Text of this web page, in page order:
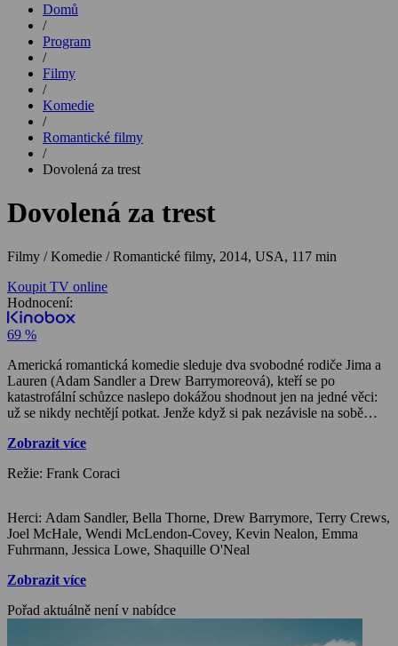
Domů
/
Program
/
Filmy
/
Komedie
/
Romantické filmy
/
Dovolená za trest
Dovolená za trest
Filmy / Komedie / Romantické filmy, 2014, USA, 117 min
Koupit TV online
Hodnocení:
69 %
Americká romantická komedie sleduje dva svobodné rodiče Jima a
Lauren (Adam Sandler a Drew Barrymoreová), kteří se po
katastrofální schůzce naslepo dokážou shodnout jen na jedné věci:
už se nikdy nechtějí potkat. Jenže když si pak nezávisle na sobě
celý týden dělit o jediné luxusní apartmá na africkém safari. A tak si
k sobě najít cestu.
Zobrazit více
Režie: Frank Coraci
Herci: Adam Sandler, Bella Thorne, Drew Barrymore, Terry Crews,
Joel McHale, Wendi McLendon-Covey, Kevin Nealon, Emma
Fuhrmann, Jessica Lowe, Shaquille O'Neal
Zobrazit více
Pořad aktuálně není v nabídce